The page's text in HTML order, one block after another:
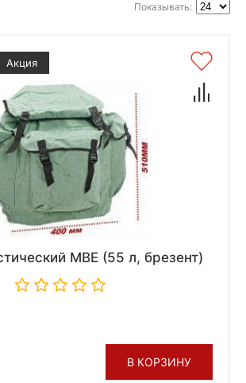
Показывать:
Акция
МВЕ (55 л, брезент)
В КОРЗИНУ